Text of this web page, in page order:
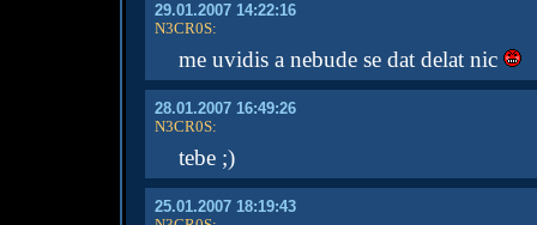
29.01.2007 14:22:16
N3CR0S:
me uvidis a nebude se dat delat nic
28.01.2007 16:49:26
N3CR0S:
tebe ;)
25.01.2007 18:19:43